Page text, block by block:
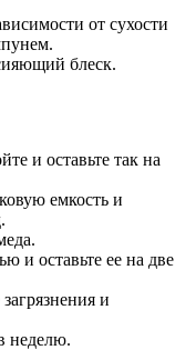
от сухости
блеск.
и оставьте так на
емкость и
и оставьте ее на две
и
неделю.